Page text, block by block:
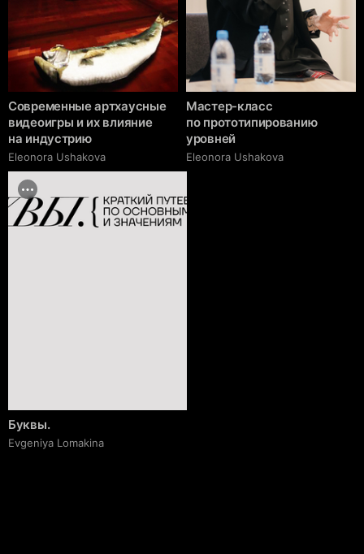
Современные артхаусные
видеоигры и их влияние
на индустрию
Eleonora Ushakova
Мастер-класс
по прототипированию
уровней
Eleonora Ushakova
Буквы.
Evgeniya Lomakina